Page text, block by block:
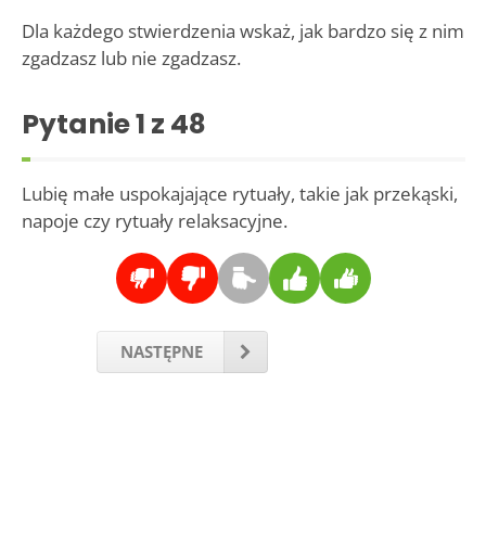
Dla każdego stwierdzenia wskaż, jak bardzo się z nim
zgadzasz lub nie zgadzasz.
Pytanie1 z 48
Lubię małe uspokajające rytuały, takie jak przekąski,
napoje czy rytuały relaksacyjne.
NASTĘPNE